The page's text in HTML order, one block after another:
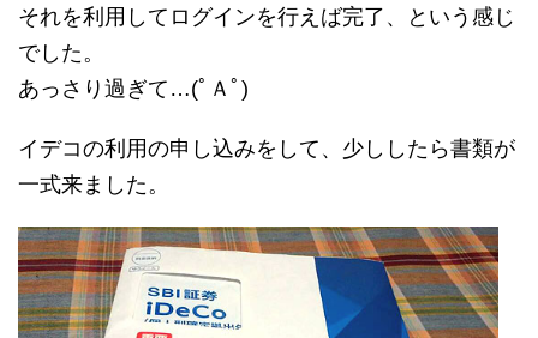
それを利用してログインを行えば完了、という感じ
でした。
あっさり過ぎて…(ﾟＡﾟ)
イデコの利用の申し込みをして、少ししたら書類が
一式来ました。